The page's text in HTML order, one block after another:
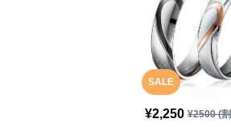
SALE
¥2,250 ¥2500(